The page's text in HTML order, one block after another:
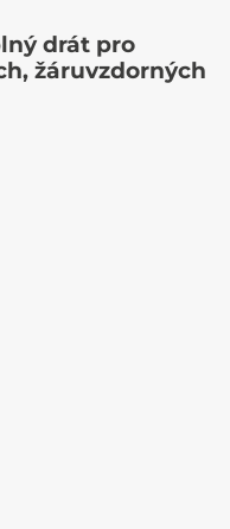
drát pro
žáruvzdorných